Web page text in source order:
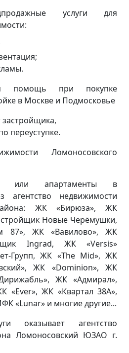
услуги для
помощь при покупке
в Москве и Подмосковье
переуступке.
или апартаменты в
агентство недвижимости
ЖК «Бирюза», ЖК
Новые Черёмушки,
87», ЖК «Вавилово», ЖК
Ingrad, ЖК «Versis»
Групп, ЖК «The Mid», ЖК
ЖК «Dominion», ЖК
ЖК «Адмирал»,
«Ever», ЖК «Квартал 38А»,
«Lunar» и многие другие...
оказывает агентство
Ломоносовский ЮЗАО г.